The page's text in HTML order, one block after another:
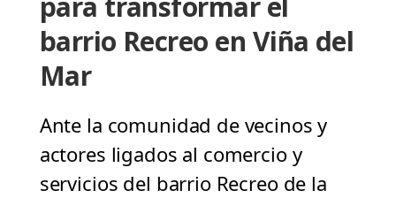
barrio Recreo en Viña del
Mar
Ante la comunidad de vecinos y
actores ligados al comercio y
servicios del barrio Recreo de la